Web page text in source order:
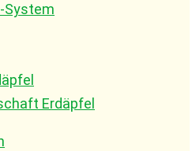
System
Erdäpfel